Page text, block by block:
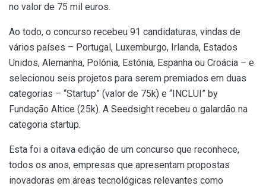
no valor de 75 mil euros.
Ao todo, o concurso recebeu 91 candidaturas, vindas de
vários países – Portugal, Luxemburgo, Irlanda, Estados
Unidos, Alemanha, Polónia, Estónia, Espanha ou Croácia – e
selecionou seis projetos para serem premiados em duas
categorias – “Startup” (valor de 75k) e “INCLUI” by
Fundação Altice (25k). A Seedsight recebeu o galardão na
categoria startup.
Esta foi a oitava edição de um concurso que reconhece,
todos os anos, empresas que apresentam propostas
inovadoras em áreas tecnológicas relevantes como